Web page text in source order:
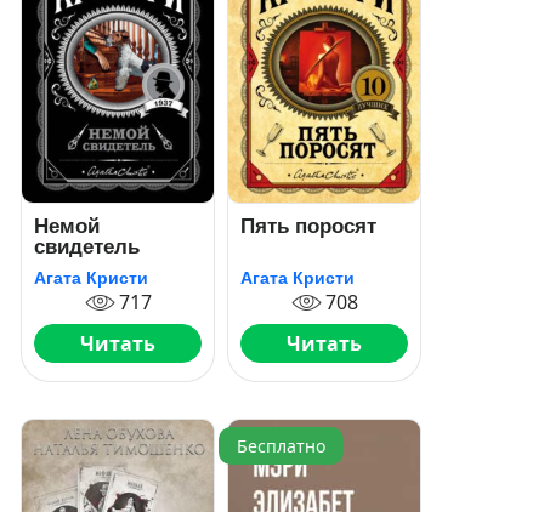
Немой
свидетель
Агата Кристи
717
Читать
Пять поросят
Агата Кристи
708
Читать
Бесплатно